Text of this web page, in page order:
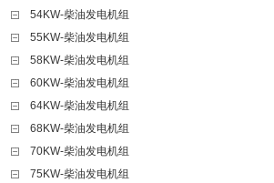
54KW-柴油发电机组
55KW-柴油发电机组
58KW-柴油发电机组
60KW-柴油发电机组
64KW-柴油发电机组
68KW-柴油发电机组
70KW-柴油发电机组
75KW-柴油发电机组